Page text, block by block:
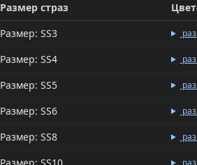
Размер страз
Размер: SS3
Размер: SS4
Размер: SS5
Размер: SS6
Размер: SS8